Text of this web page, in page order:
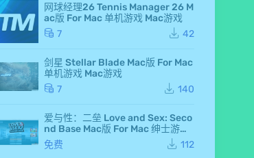
d F
air
y 7
版
r M
机
游
戏
Ma
网球经理26 Tennis Manager 26 M
ac版 For Mac 单机游戏 Mac游戏
7
42
剑星 Stellar Blade Mac版 For Mac
单机游戏 Mac游戏
7
140
爱与性：二垒 Love and Sex: Seco
nd Base Mac版 For Mac 绅士游戏
Mac游戏
免费 112